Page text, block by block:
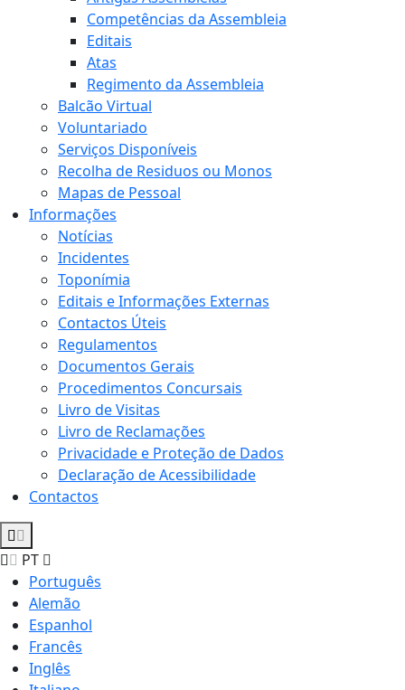
Competências da Assembleia
Editais
Atas
Regimento da Assembleia
Balcão Virtual
Voluntariado
Serviços Disponíveis
Recolha de Residuos ou Monos
Mapas de Pessoal
Informações
Notícias
Incidentes
Toponímia
Editais e Informações Externas
Contactos Úteis
Regulamentos
Documentos Gerais
Procedimentos Concursais
Livro de Visitas
Livro de Reclamações
Privacidade e Proteção de Dados
Declaração de Acessibilidade
Contactos
PT
Português
Alemão
Espanhol
Francês
Inglês